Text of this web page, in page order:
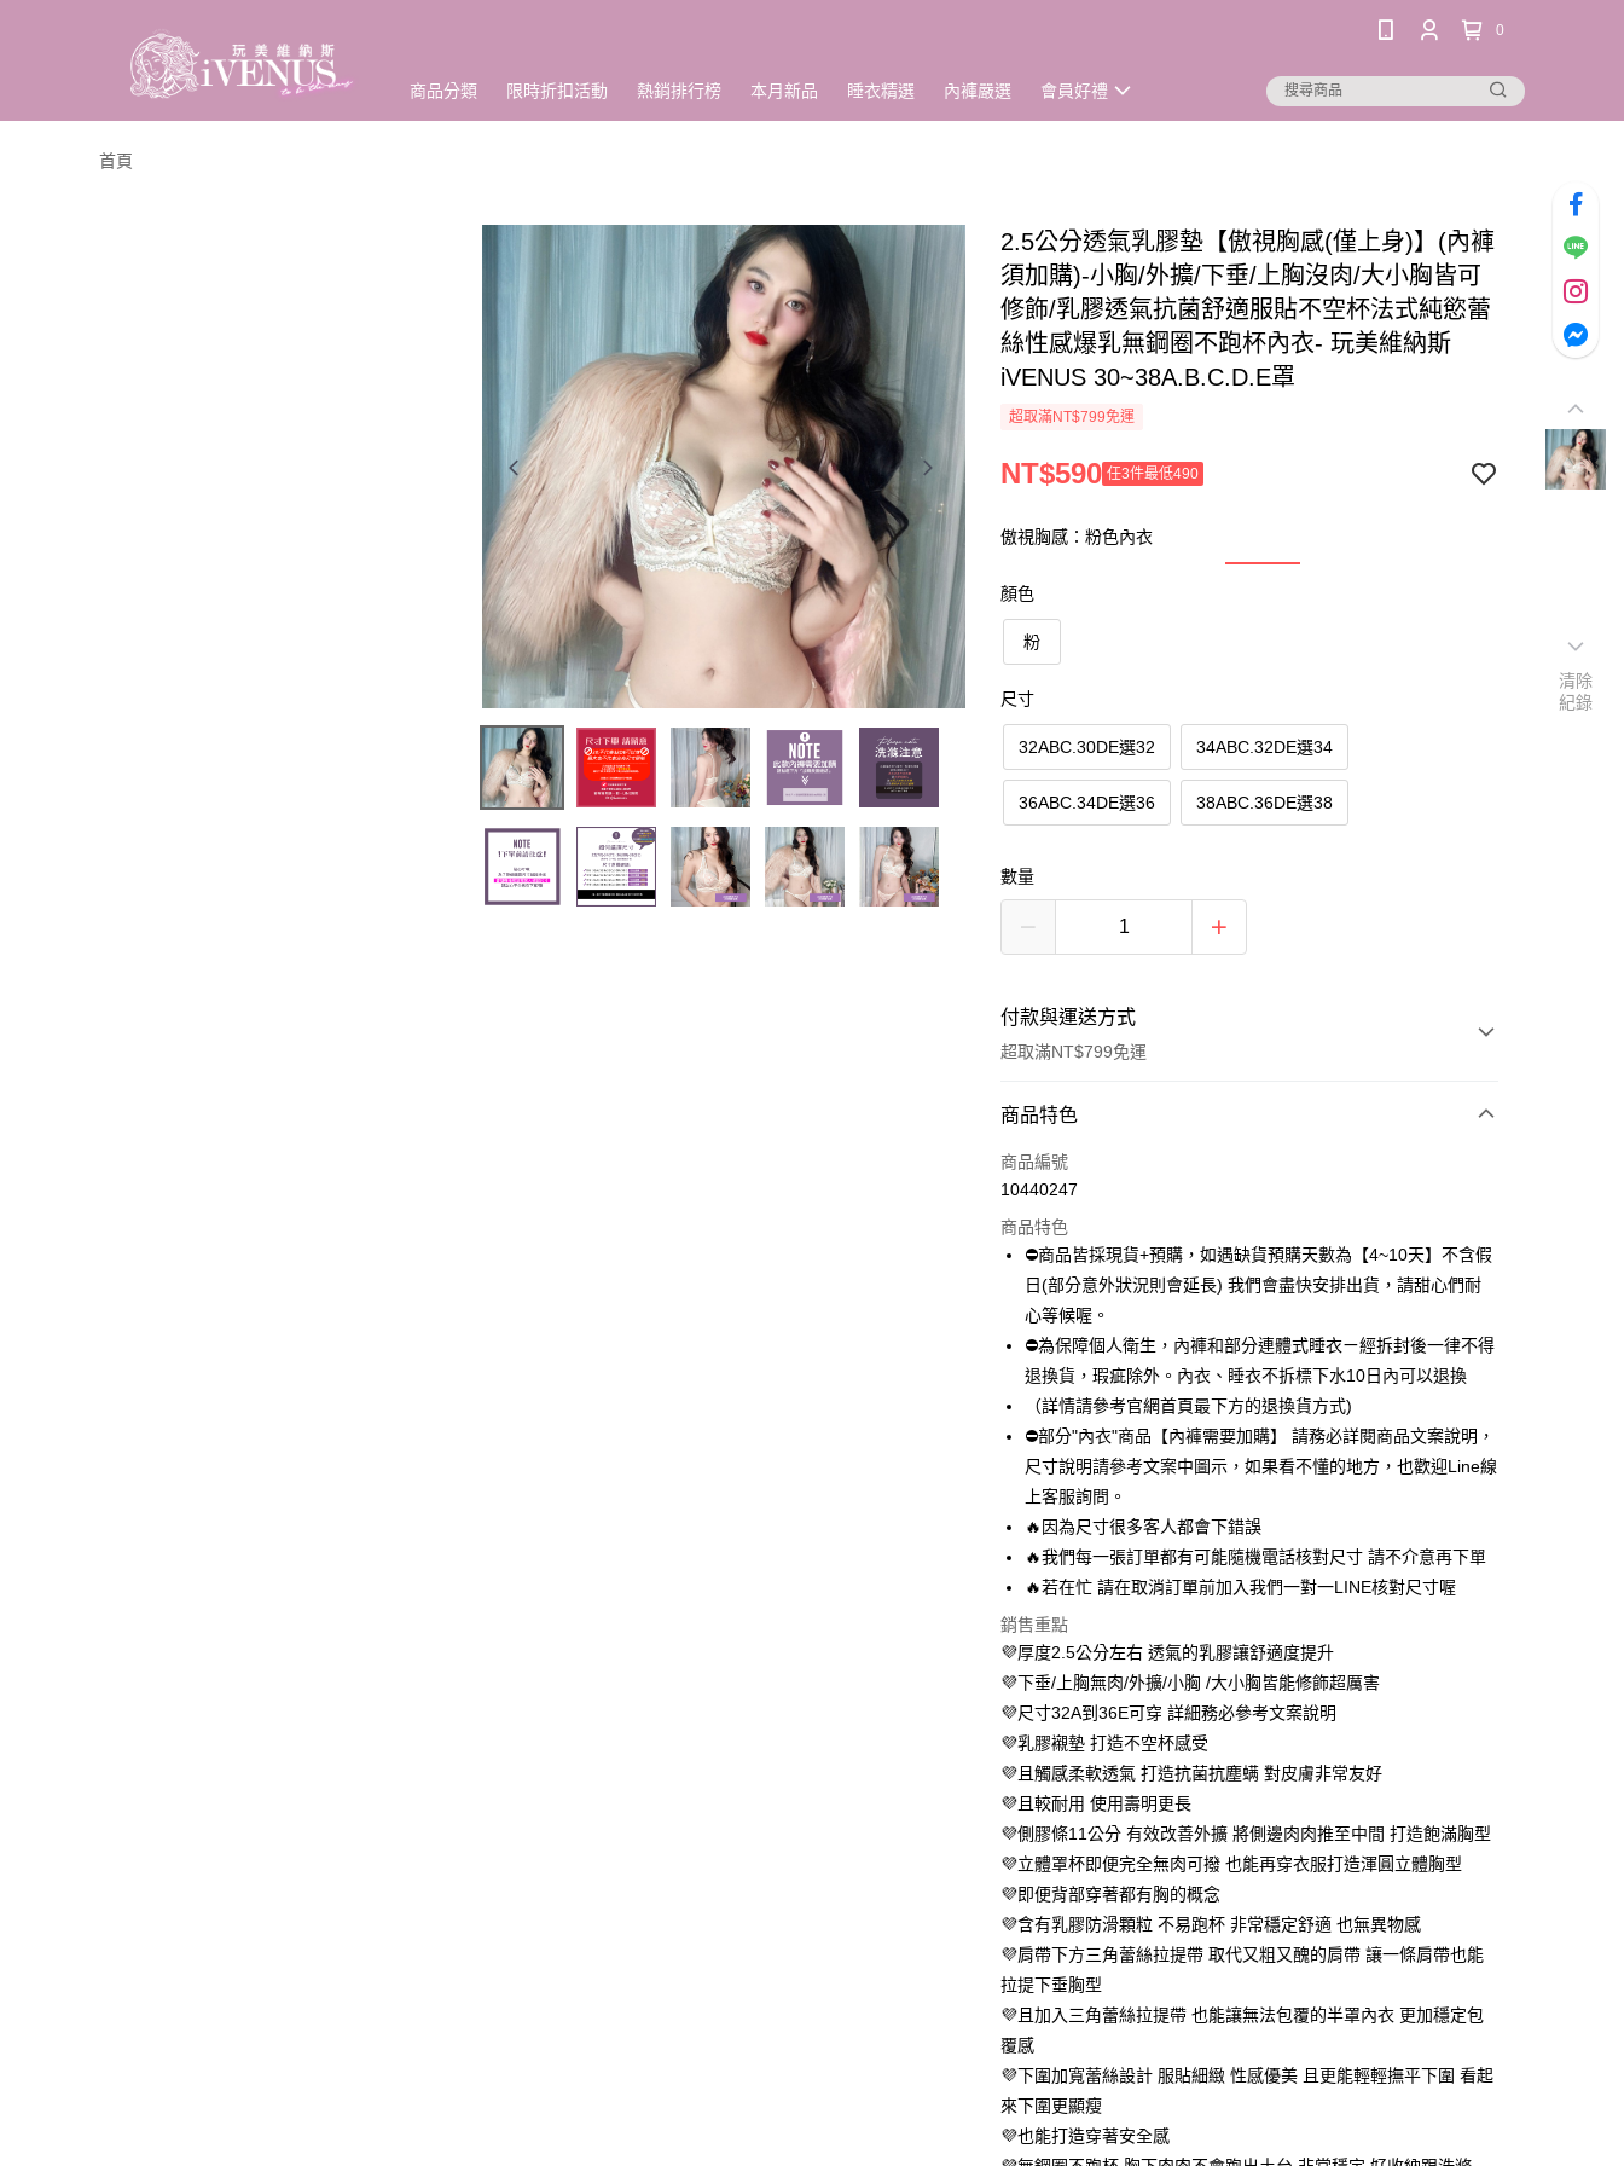
0
商品分類 限時折扣活動 熱銷排行榜 本月新品 睡衣精選 內褲嚴選 會員好禮
首頁
2.5公分透氣乳膠墊【傲視胸感(僅上身)】(內褲
須加購)-小胸/外擴/下垂/上胸沒肉/大小胸皆可
修飾/乳膠透氣抗菌舒適服貼不空杯法式純慾蕾
絲性感爆乳無鋼圈不跑杯內衣- 玩美維納斯
iVENUS 30~38A.B.C.D.E罩
超取滿NT$799免運
NT$590 任3件最低490
傲視胸感：粉色內衣
顏色
粉
尺寸
32ABC.30DE選32 34ABC.32DE選34
36ABC.34DE選36 38ABC.36DE選38
數量
付款與運送方式
超取滿NT$799免運
付款方式
信用卡一次付款
LINE Pay
Apple Pay
街口支付
悠遊付
全盈+PAY
AFTEE先享後付
相關說明
【關於「AFTEE先享後付」】
AFTEE先享後付是「在收到商品之後才付款」的支付方式。 讓您購物簡單
便利好安心！
１．簡單：不需註冊會員、不需綁卡、不需儲值。
３．安心：先確認商品／服務後，再付款。
【「AFTEE先享後付」結帳流程】
付」結帳頁面，進行簡訊認證並確認金額後，即可完成結帳。
２．訂單成立數日內，您將收到繳費通知簡訊。
３．收到繳費通知簡訊後14天內，點擊此簡訊中的連結，可透過四大超商
／ATM／網路銀行／等多元方式進行付款，方視為交易完成。
※ 請注意：結帳手續完成當下不需立刻繳費，但若您需要取消訂單，請聯
絡購買商品的店家。未經商家同意取消之訂單仍視為有效，需透過AFTEE
※ 交易是否成功請以「AFTEE先享後付 」之結帳頁面顯示為準，若有關於
是否繳費成功／繳費後需取消欲退款等相關疑問，請聯繫「AFTEE先享後
付客戶支援中心」https://netprotections.freshdesk.com/support/home
【注意事項】
１．透過由恩沛科技股份有限公司提供之「AFTEE先享後付」服務完成之
求債權轉讓予恩沛科技股份有限公司。
２．關於個人資料處理事宜，請瀏覽以下網址：
https://aftee.tw/terms/#terms3
３．未成年的使用者請事先徵得法定代理人或監護人之同意方可使用
「AFTEE先享後付」，若未經同意申辦者引起之損失，本公司不負相關責
任。
４．使用「AFTEE先享後付」時，將依據個別帳號之用戶狀況，依本公司
ATM付款
運送方式
全家 取貨付款約3～4天到貨
每筆NT$80，滿NT$799(含以上)免運費
付款後全家取貨
每筆NT$80，滿NT$799(含以上)免運費
每筆NT$80，滿NT$799(含以上)免運費
付款後萊爾富取貨
每筆NT$80，滿NT$799(含以上)免運費
7-11 取貨付款約3～4天到貨
每筆NT$80，滿NT$799(含以上)免運費
付款後7-11取貨
每筆NT$80，滿NT$799(含以上)免運費
宅配
每筆NT$80，滿NT$799(含以上)免運費
商品特色
商品編號
10440247
商品特色
⛔商品皆採現貨+預購，如遇缺貨預購天數為【4~10天】不含假
日(部分意外狀況則會延長) 我們會盡快安排出貨，請甜心們耐
心等候喔。
⛔為保障個人衛生，內褲和部分連體式睡衣ㄧ經拆封後一律不得
退換貨，瑕疵除外。內衣、睡衣不拆標下水10日內可以退換
（詳情請參考官網首頁最下方的退換貨方式)
⛔部分"內衣"商品【內褲需要加購】 請務必詳閱商品文案說明，
尺寸說明請參考文案中圖示，如果看不懂的地方，也歡迎Line線
上客服詢問。
🔥因為尺寸很多客人都會下錯誤
🔥我們每一張訂單都有可能隨機電話核對尺寸 請不介意再下單
🔥若在忙 請在取消訂單前加入我們一對一LINE核對尺寸喔
銷售重點
💜厚度2.5公分左右 透氣的乳膠讓舒適度提升
💜下垂/上胸無肉/外擴/小胸 /大小胸皆能修飾超厲害
💜尺寸32A到36E可穿 詳細務必參考文案說明
💜乳膠襯墊 打造不空杯感受
💜且觸感柔軟透氣 打造抗菌抗塵螨 對皮膚非常友好
💜且較耐用 使用壽明更長
💜側膠條11公分 有效改善外擴 將側邊肉肉推至中間 打造飽滿胸型
💜立體罩杯即便完全無肉可撥 也能再穿衣服打造渾圓立體胸型
💜即便背部穿著都有胸的概念
💜含有乳膠防滑顆粒 不易跑杯 非常穩定舒適 也無異物感
💜肩帶下方三角蕾絲拉提帶 取代又粗又醜的肩帶 讓一條肩帶也能
拉提下垂胸型
💜且加入三角蕾絲拉提帶 也能讓無法包覆的半罩內衣 更加穩定包
覆感
💜下圍加寬蕾絲設計 服貼細緻 性感優美 且更能輕輕撫平下圍 看起
來下圍更顯瘦
💜也能打造穿著安全感
清除
紀錄